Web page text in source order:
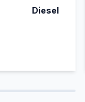
Diesel